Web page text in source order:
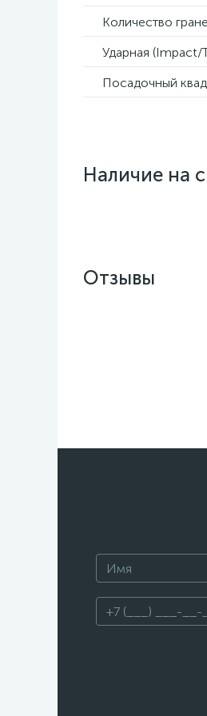
Количество
Ударная (Impact/
Посадочный
Наличие на
Отзывы